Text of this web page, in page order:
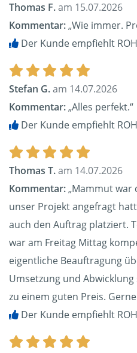
Thomas F.am 15.07.2026
Kommentar:„Wie immer.
Der Kunde empfiehlt
Stefan G.am 14.07.2026
Kommentar:„Alles perfekt.“
Der Kunde empfiehlt
Thomas T.am 14.07.2026
Kommentar:„Mammut war
unser Projekt angefragt
auch den Auftrag platziert.
war am Freitag Mittag
eigentliche Beauftragung
Umsetzung und Abwicklung
zu einem guten Preis.
Der Kunde empfiehlt